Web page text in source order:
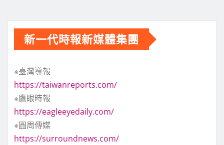
新一代時報新媒體集團
※臺灣導報
https://taiwanreports.com/
※鷹眼時報
https://eagleeyedaily.com/
※圓周傳媒
https://surroundnews.com/